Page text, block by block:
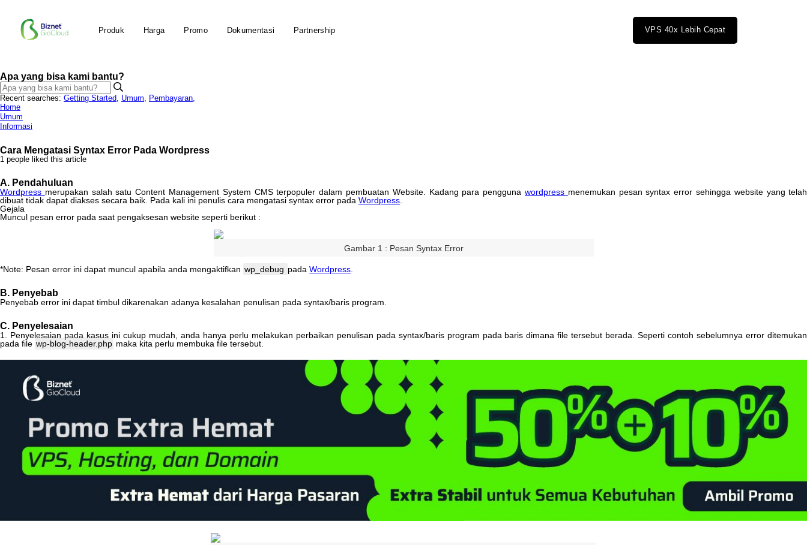
Produk Harga Promo Dokumentasi Partnership VPS 40x Lebih Cepat
Apa yang bisa kami bantu?
Recent searches: Getting Started, Umum, Pembayaran,
Home
Umum
Informasi
Cara Mengatasi Syntax Error Pada Wordpress
1 people liked this article
A. Pendahuluan
Wordpress merupakan salah satu Content Management System CMS terpopuler dalam pembuatan Website. Kadang para pengguna wordpress menemukan pesan syntax error sehingga website yang telah
dibuat tidak dapat diakses secara baik Pada kali ini penulis cara mengatasi syntax error pada Wordpress
Gejala
Muncul pesan error pada saat pengaksesan website seperti berikut :
Gambar 1 : Pesan Syntax Error
*Note: Pesan error ini dapat muncul apabila anda mengaktifkan wp_debug pada Wordpress
B. Penyebab
Penyebab error ini dapat timbul dikarenakan adanya kesalahan penulisan pada syntax/baris program
C. Penyelesaian
1 Penyelesaian pada kasus ini cukup mudah anda hanya perlu melakukan perbaikan penulisan pada syntax/baris program pada baris dimana file tersebut berada Seperti contoh sebelumnya error ditemukan
pada file wp-blog-header. php maka kita perlu membuka file tersebut